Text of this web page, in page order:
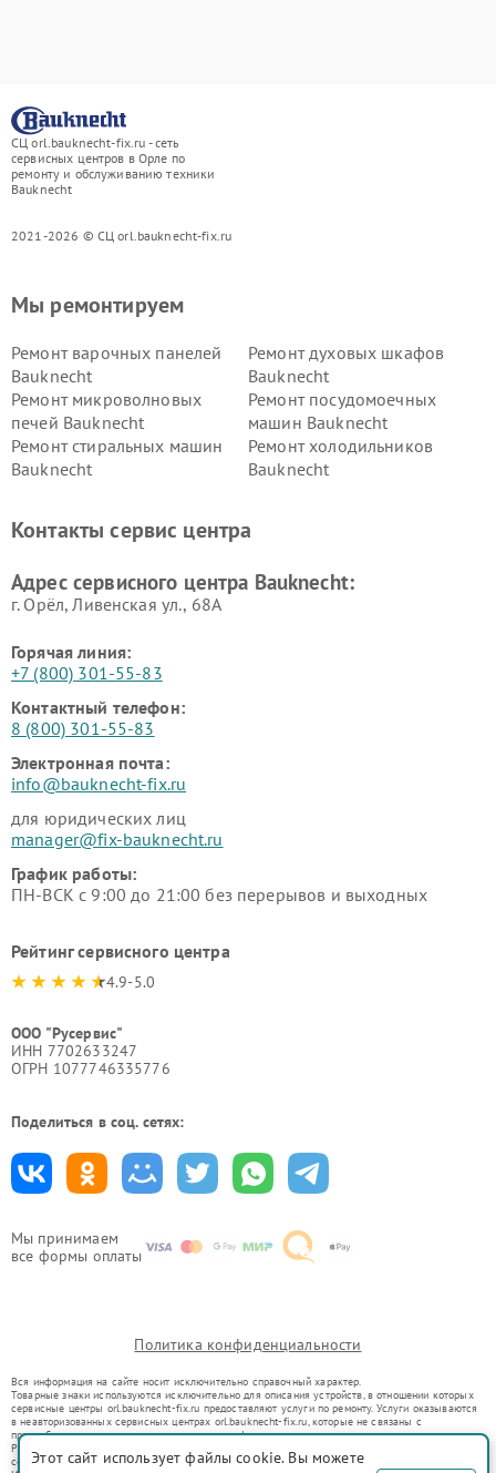
СЦ orl.bauknecht-fix.ru - сеть
сервисных центров в Орле по
ремонту и обслуживанию техники
Bauknecht
2021-2026 © СЦ orl.bauknecht-fix.ru
Мы принимаем
все формы оплаты
Мы ремонтируем
Ремонт варочных панелей
Bauknecht
Ремонт духовых шкафов
Bauknecht
Ремонт микроволновых
печей Bauknecht
Ремонт посудомоечных
машин Bauknecht
Ремонт стиральных машин
Bauknecht
Ремонт холодильников
Bauknecht
Контакты сервис центра
Адрес сервисного центра Bauknecht:
г. Орёл, Ливенская ул., 68А
Горячая линия:
+7 (800) 301-55-83
Контактный телефон:
8 (800) 301-55-83
Электронная почта:
info@bauknecht-fix.ru
для юридических лиц
manager@fix-bauknecht.ru
График работы:
ПН-ВСК с 9:00 до 21:00 без перерывов и выходных
Рейтинг сервисного центра
4.9-5.0
ООО "Русервис"
ИНН 7702633247
ОГРН 1077746335776
Поделиться в соц. сетях:
Политика конфиденциальности
Вся информация на сайте носит исключительно справочный характер.
Товарные знаки используются исключительно для описания устройств, в отношении которых
сервисные центры orl.bauknecht-fix.ru предоставляют услуги по ремонту. Услуги оказываются
в неавторизованных сервисных центрах orl.bauknecht-fix.ru, которые не связаны с
правообладателями товарных знаков или их официальными представителями.
Ремонт осуществляется для устройств, уже введенных в гражданский оборот в соответствии
со статьей 1487 ГК РФ.
Этот сайт использует файлы cookie. Вы можете